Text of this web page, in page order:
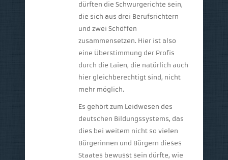
dürften die Schwurgerichte sein,
die sich aus drei Berufsrichtern
und zwei Schöffen
zusammensetzen. Hier ist also
eine Überstimmung der Profis
durch die Laien, die natürlich auch
hier gleichberechtigt sind, nicht
mehr möglich.
Es gehört zum Leidwesen des
deutschen Bildungssystems, das
dies bei weitem nicht so vielen
Bürgerinnen und Bürgern dieses
Staates bewusst sein dürfte, wie